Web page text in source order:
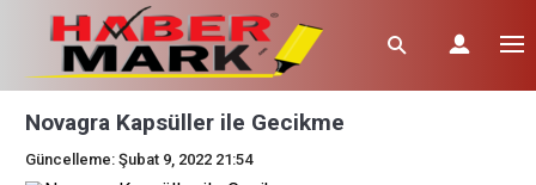
Novagra Kapsüller ile Gecikme
Güncelleme: Şubat 9, 2022 21:54